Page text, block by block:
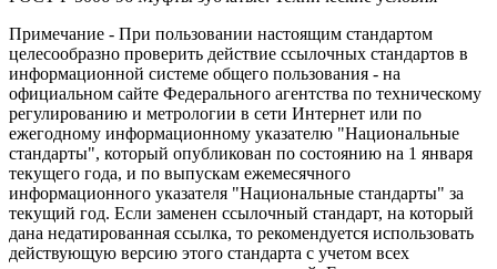
Примечание - При пользовании настоящим стандартом
целесообразно проверить действие ссылочных стандартов в
информационной системе общего пользования - на
официальном сайте Федерального агентства по техническому
регулированию и метрологии в сети Интернет или по
ежегодному информационному указателю "Национальные
стандарты", который опубликован по состоянию на 1 января
текущего года, и по выпускам ежемесячного
информационного указателя "Национальные стандарты" за
текущий год. Если заменен ссылочный стандарт, на который
дана недатированная ссылка, то рекомендуется использовать
действующую версию этого стандарта с учетом всех